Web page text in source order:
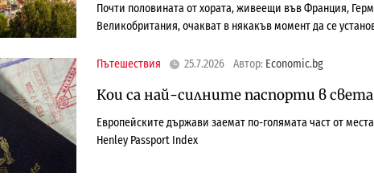
Почти половината от хората, живеещи във Франция,
Великобритания, очакват в някакъв момент да се
Пътешествия 25.7.2026 Автор: Economic.bg
Кои са най-силните паспорти в света
Европейските държави заемат по-голямата част от
Henley Passport Index